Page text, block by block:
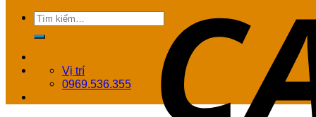
Vị trí
0969.536.355